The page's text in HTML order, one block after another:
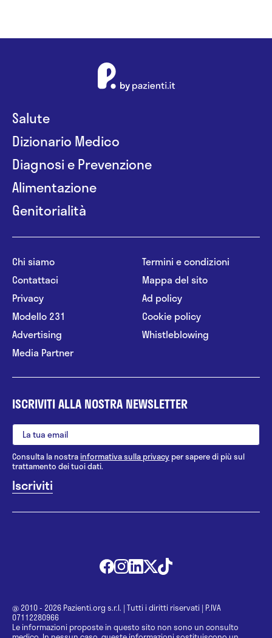
Salute
Dizionario Medico
Diagnosi e Prevenzione
Alimentazione
Genitorialità
Chi siamo
Contattaci
Privacy
Modello 231
Advertising
Media Partner
Termini e condizioni
Mappa del sito
Ad policy
Cookie policy
Whistleblowing
ISCRIVITI ALLA NOSTRA NEWSLETTER
Consulta la nostrainformativa sulla privacy per sapere di più sul
trattamento dei tuoi dati.
@ 2010 - 2026 Pazienti.org s.r.l. | Tutti i diritti riservati | P.IVA
07112280966
Le informazioni proposte in questo sito non sono un consulto